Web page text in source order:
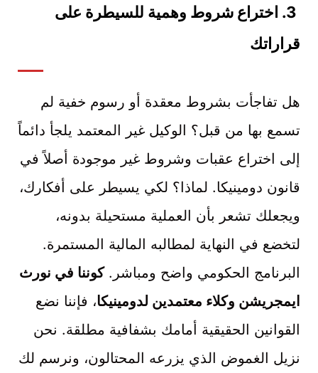
. اختراع شروط وهمية للسيطرة على
قراراتك
هل تفاجأت بشروط معقدة أو رسوم خفية لم
تسمع بها من قبل؟ الوكيل غير المعتمد يلجأ دائماً
إلى اختراع عقبات وشروط غير موجودة أصلاً في
قانون دومينيكا. لماذا؟ لكي يسيطر على أفكارك،
ويجعلك تشعر بأن العملية مستحيلة بدونه،
لتخضع في النهاية لمطالبه المالية المستمرة.
البرنامج الحكومي واضح ومباشر.كوننا في نورث
ايمجريشن وكلاء معتمدين لدومينيكا، فإننا نضع
القوانين الحقيقية أمامك بشفافية مطلقة. نحن
نزيل الغموض الذي يزرعه المحتالون، ونرسم لك